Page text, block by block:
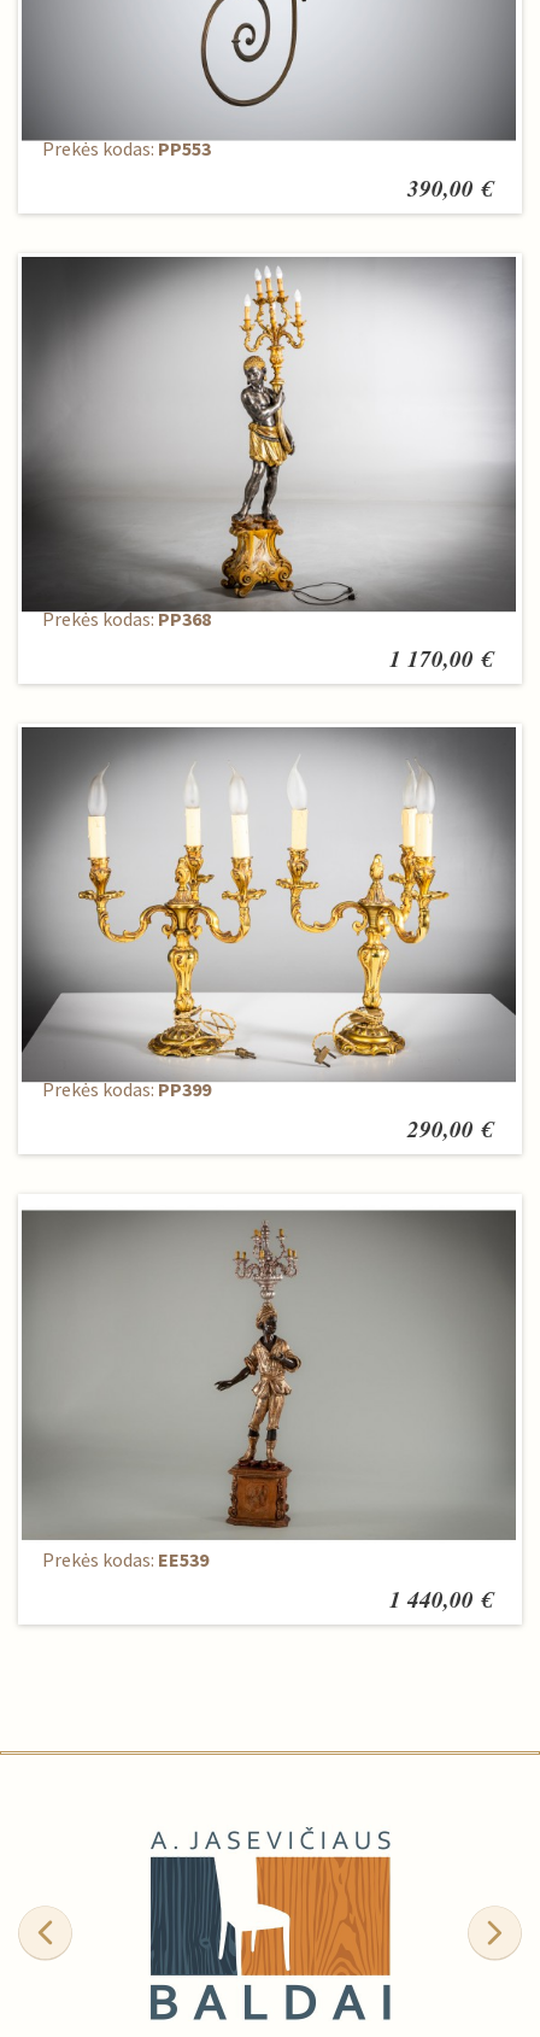
Prekės kodas:PP553
390,00 €
Pastatomas šviestuvas
Prekės kodas:PP368
1 170,00 €
Pastatomų šviestuvų komplektas (2 vnt.)
Prekės kodas:PP399
290,00 €
Pastatomas šviestuvas
Prekės kodas: EE539
1 440,00 €